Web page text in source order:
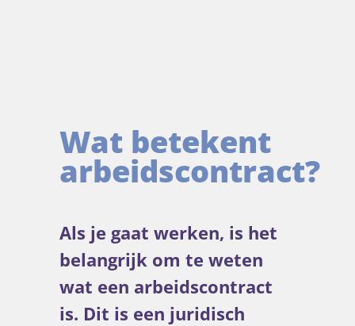
Wat betekent
arbeidscontract?
Als je gaat werken, is het
belangrijk om te weten
wat een arbeidscontract
is. Dit is een juridisch